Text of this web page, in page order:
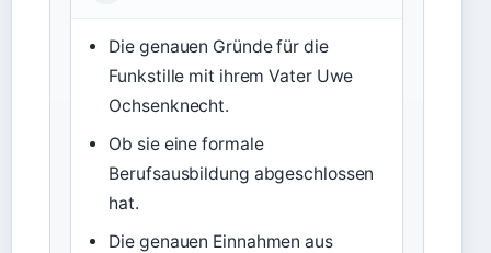
Die genauen Gründe für die
Funkstille mit ihrem Vater Uwe
Ochsenknecht.
Ob sie eine formale
Berufsausbildung abgeschlossen
hat.
Die genauen Einnahmen aus